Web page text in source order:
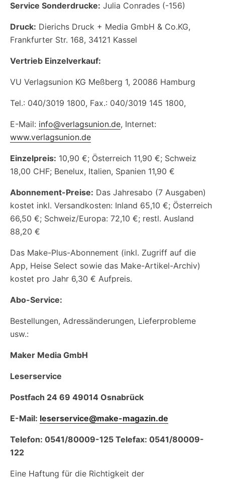
Service Sonderdrucke: Julia Conrades (-156)
Druck: Dierichs Druck + Media GmbH & Co.KG,
Frankfurter Str. 168, 34121 Kassel
Vertrieb Einzelverkauf:
VU Verlagsunion KG Meßberg 1, 20086 Hamburg
Tel.: 040/3019 1800, Fax.: 040/3019 145 1800,
E-Mail: info@verlagsunion.de, Internet:
www.verlagsunion.de
Einzelpreis: 10,90 €; Österreich 11,90 €; Schweiz
18,00 CHF; Benelux, Italien, Spanien 11,90 €
Abonnement-Preise: Das Jahresabo (7 Ausgaben)
kostet inkl. Versandkosten: Inland 65,10 €; Österreich
66,50 €; Schweiz/Europa: 72,10 €; restl. Ausland
88,20 €
Das Make-Plus-Abonnement (inkl. Zugriff auf die
App, Heise Select sowie das Make-Artikel-Archiv)
kostet pro Jahr 6,30 € Aufpreis.
Abo-Service:
Bestellungen, Adressänderungen, Lieferprobleme
usw.:
Maker Media GmbH
Leserservice
Postfach 24 69 49014 Osnabrück
E-Mail: leserservice@make-magazin.de
Telefon: 0541/80009-125 Telefax: 0541/80009-
122
Eine Haftung für die Richtigkeit der